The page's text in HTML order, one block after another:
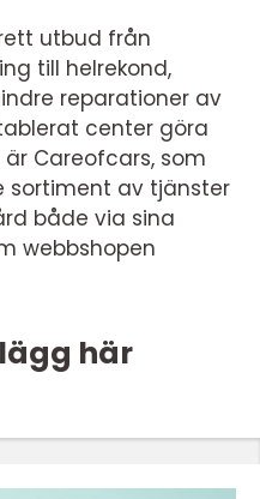
utbud från
till helrekond,
reparationer av
center göra
är Careofcars, som
av tjänster
både via sina
webbshopen
här